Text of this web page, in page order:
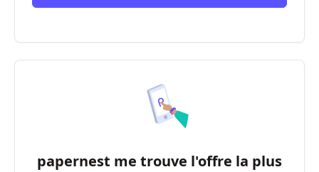
papernest me trouve l'offre la plus